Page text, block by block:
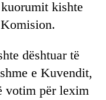
kishte
dështuar të
e Kuvendit,
votim për lexim